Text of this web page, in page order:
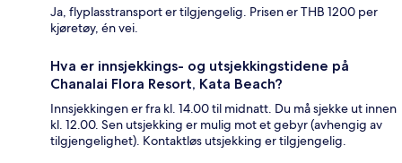
Ja, flyplasstransport er tilgjengelig. Prisen er THB 1200 per
kjøretøy, én vei.
Hva er innsjekkings- og utsjekkingstidene på
Chanalai Flora Resort, Kata Beach?
Innsjekkingen er fra kl. 14.00 til midnatt. Du må sjekke ut innen
kl. 12.00. Sen utsjekking er mulig mot et gebyr (avhengig av
tilgjengelighet). Kontaktløs utsjekking er tilgjengelig.